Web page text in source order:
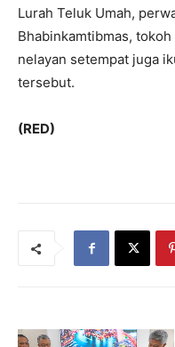
Lurah Teluk Umah,
Bhabinkamtibmas,
nelayan setempat juga
tersebut.
(RED)